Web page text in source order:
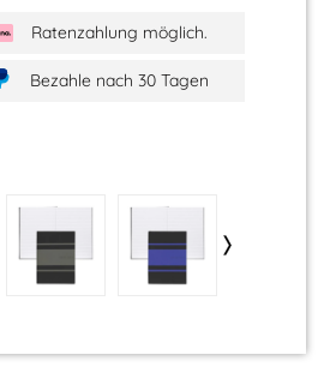
Ratenzahlung möglich.
Bezahle nach 30 Tagen